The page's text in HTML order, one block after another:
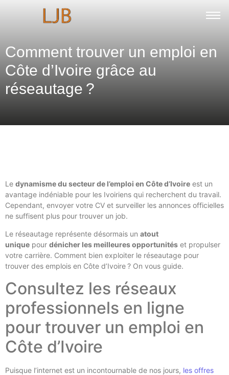
Comment trouver un emploi en
Côte d’Ivoire grâce au
réseautage ?
Le dynamisme du secteur de l’emploi en Côte d’Ivoire est un
avantage indéniable pour les Ivoiriens qui recherchent du travail.
Cependant, envoyer votre CV et surveiller les annonces officielles
ne suffisent plus pour trouver un job.
Le réseautage représente désormais un atout
unique pour dénicher les meilleures opportunités et propulser
votre carrière. Comment bien exploiter le réseautage pour
trouver des emplois en Côte d’Ivoire ? On vous guide.
Consultez les réseaux
professionnels en ligne
pour trouver un emploi en
Côte d’Ivoire
Puisque l’internet est un incontournable de nos jours, les offres